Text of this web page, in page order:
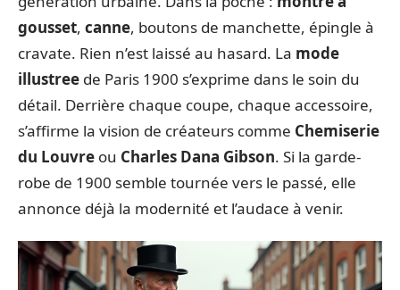
gousset, canne, boutons de manchette, épingle à
cravate. Rien n’est laissé au hasard. La mode
illustree de Paris 1900 s’exprime dans le soin du
détail. Derrière chaque coupe, chaque accessoire,
s’affirme la vision de créateurs comme Chemiserie
du Louvre ou Charles Dana Gibson. Si la garde-
robe de 1900 semble tournée vers le passé, elle
annonce déjà la modernité et l’audace à venir.